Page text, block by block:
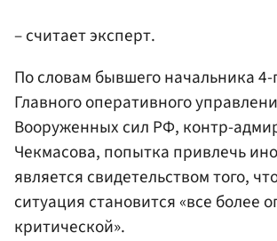
– считает эксперт.
По словам бывшего начальника
Главного оперативного
Вооруженных сил РФ, контр-
Чекмасова, попытка привлечь
является свидетельством того,
ситуация становится «все более
критической».